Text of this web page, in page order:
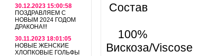
30.12.2023 15:00:58
ПОЗДРАВЛЯЕМ С
НОВЫМ 2024 ГОДОМ
ДРАКОНА!!!
30.11.2023 18:01:05
НОВЫЕ ЖЕНСКИЕ
ХЛОПКОВЫЕ ГОЛЬФЫ
Состав
100%
Вискоза/Viscose